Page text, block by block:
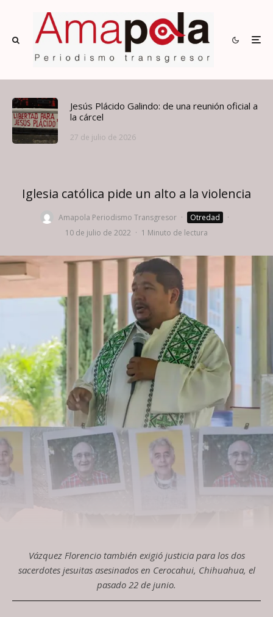
Jesús Plácido Galindo: de una reunión oficial a
la cárcel
27 de julio de 2026
Iglesia católica pide un alto a la violencia
Amapola Periodismo Transgresor · Otredad
·
10 de julio de 2022 · 1 Minuto de lectura
Vázquez Florencio también exigió justicia para los dos
sacerdotes jesuitas asesinados en Cerocahui, Chihuahua, el
pasado 22 de junio.